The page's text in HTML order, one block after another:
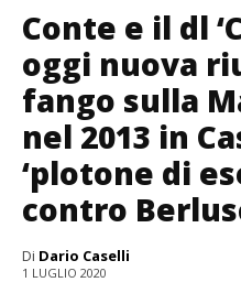
Conte e il dl
oggi nuova
fango sulla
nel 2013 in
‘plotone di
contro
Di Dario Caselli
1 LUGLIO 2020